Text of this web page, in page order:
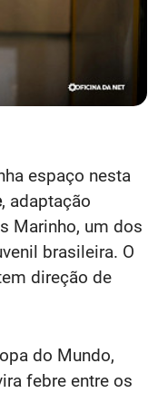
espaço nesta
, adaptação
Marinho, um dos
brasileira. O
direção de
do Mundo,
febre entre os